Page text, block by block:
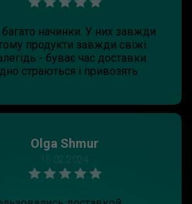
начинки. У них завжди
продукти завжди свіжі.
- буває час доставки
страються і привозять
Olga Shmur
15.02.2024